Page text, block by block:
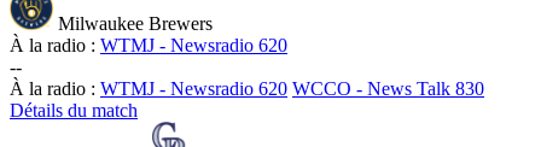
Milwaukee Brewers
À la radio : WTMJ - Newsradio 620
--
À la radio : WTMJ - Newsradio 620 WCCO - News Talk 830
Détails du match